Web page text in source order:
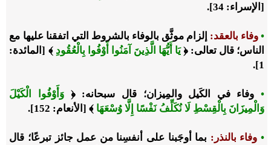
[الإسراء: 34].
•وفاء بالعقد: إلزام موثَّق بالوفاء بالشروط التي اتفقنا عليها مع
الناس؛ قال تعالى: ﴿يَا أَيُّهَا الَّذِينَ آمَنُوا أَوْفُوا بِالْعُقُودِ ﴾ [المائدة:
1].
•وفاء في الكَيل والمِيزان؛ قال سبحانه: ﴿ وَأَوْفُوا الْكَيْلَ
وَالْمِيزَانَ بِالْقِسْطِ لَا نُكَلِّفُ نَفْسًا إِلَّا وُسْعَهَا ﴾ [الأنعام: 152].
•وفاء بالنذر: بما أوجَبنا على أنفسِنا من عمل جائز تبرعًا؛ قال